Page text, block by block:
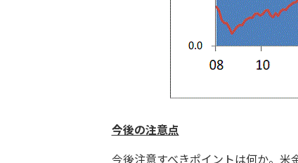
今後の注意点
今後注意すべきポイントは何か。米